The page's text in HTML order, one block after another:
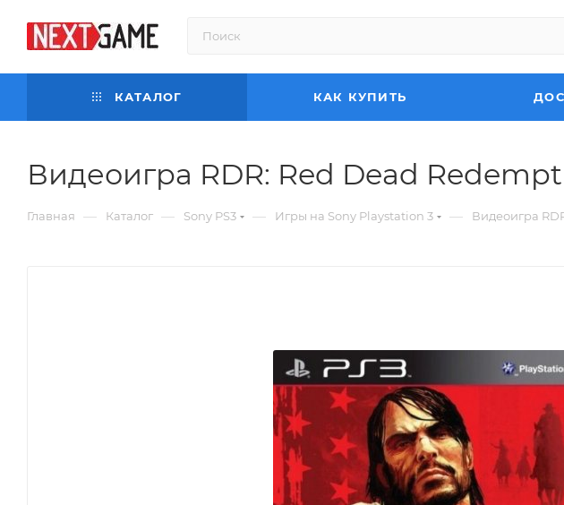
КАТАЛОГ КАК КУПИТЬ
Видеоигра RDR: Red Dead
Главная — Каталог — Sony PS3 — Игры на Sony Playstation 3 — Видеоигра